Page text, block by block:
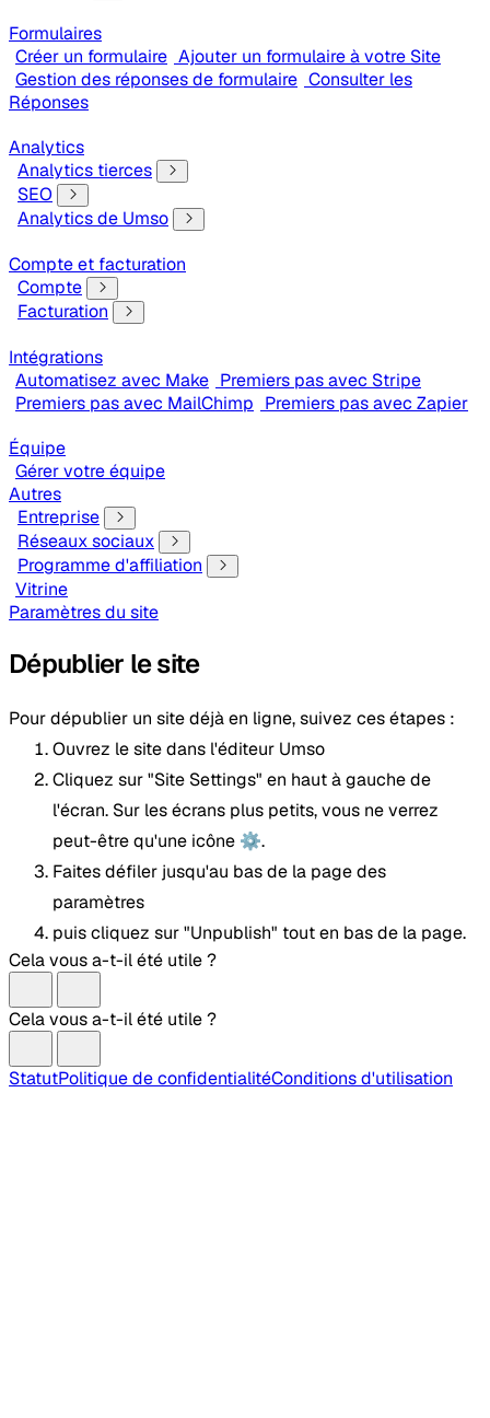
Formulaires
Créer un formulaire Ajouter un formulaire à votre Site
Gestion des réponses de formulaire Consulter les
Réponses
Analytics
Analytics tierces
SEO
Analytics de Umso
Compte et facturation
Compte
Facturation
Intégrations
Automatisez avec Make Premiers pas avec Stripe
Premiers pas avec MailChimp Premiers pas avec Zapier
Équipe
Gérer votre équipe
Autres
Entreprise
Réseaux sociaux
Programme d'affiliation
Vitrine
Paramètres du site
Dépublier le site
Pour dépublier un site déjà en ligne, suivez ces étapes :
Ouvrez le site dans l'éditeur Umso
Cliquez sur "Site Settings" en haut à gauche de
l'écran. Sur les écrans plus petits, vous ne verrez
peut-être qu'une icône ⚙️.
Faites défiler jusqu'au bas de la page des
paramètres
puis cliquez sur "Unpublish" tout en bas de la page.
Cela vous a-t-il été utile ?
Cela vous a-t-il été utile ?
StatutPolitique de confidentialitéConditions d'utilisation